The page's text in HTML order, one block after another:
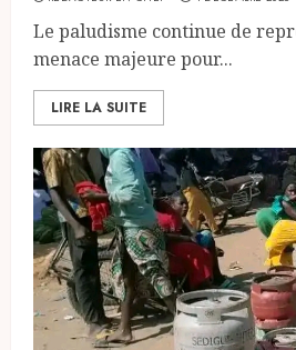
Le paludisme continue de
menace majeure pour...
LIRE LA SUITE